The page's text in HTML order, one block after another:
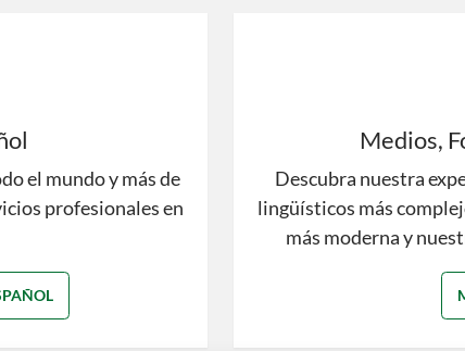
el mundo y más de
profesionales en
Medios,
Descubra nuestra
lingüísticos más
más moderna y